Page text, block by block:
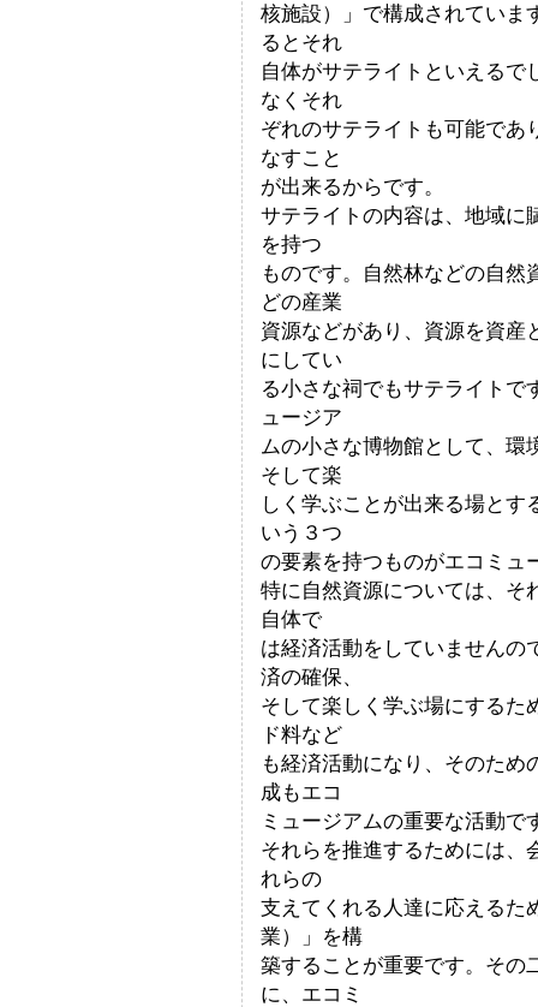
核施設）」で構成されていま
るとそれ
自体がサテライトといえるで
なくそれ
ぞれのサテライトも可能であ
なすこと
が出来るからです。
サテライトの内容は、地域に
を持つ
ものです。自然林などの自
どの産業
資源などがあり、資源を資産
にしてい
る小さな祠でもサテライトで
ュージア
ムの小さな博物館として、環
そして楽
しく学ぶことが出来る場と
いう３つ
の要素を持つものがエコミュ
特に自然資源については、そ
自体で
は経済活動をしていませんの
済の確保、
そして楽しく学ぶ場にするた
ド料など
も経済活動になり、そのた
成もエコ
ミュージアムの重要な活動で
それらを推進するためには、
れらの
支えてくれる人達に応えるた
業）」を構
築することが重要です。その
に、エコミ